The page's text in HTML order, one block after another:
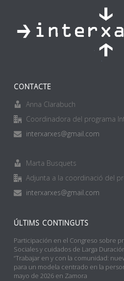
CONTACTE
Anna Clarabuch
Coordinadora del programa
interxarxes@gmail.com
Marta Busquets
Adjunta a la coordinació del
interxarxes@gmail.com
ÚLTIMS CONTINGUTS
Participación en el Congreso sobre
Sociales y cuidados de Larga
“Trabajar en y con la comunidad:
para un modela centrado en la
mayo de 2026 en Zamora